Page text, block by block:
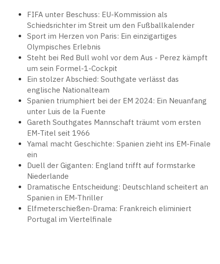
FIFA unter Beschuss: EU-Kommission als
Schiedsrichter im Streit um den Fußballkalender
Sport im Herzen von Paris: Ein einzigartiges
Olympisches Erlebnis
Steht bei Red Bull wohl vor dem Aus - Perez kämpft
um sein Formel-1-Cockpit
Ein stolzer Abschied: Southgate verlässt das
englische Nationalteam
Spanien triumphiert bei der EM 2024: Ein Neuanfang
unter Luis de la Fuente
Gareth Southgates Mannschaft träumt vom ersten
EM-Titel seit 1966
Yamal macht Geschichte: Spanien zieht ins EM-Finale
ein
Duell der Giganten: England trifft auf formstarke
Niederlande
Dramatische Entscheidung: Deutschland scheitert an
Spanien in EM-Thriller
Elfmeterschießen-Drama: Frankreich eliminiert
Portugal im Viertelfinale